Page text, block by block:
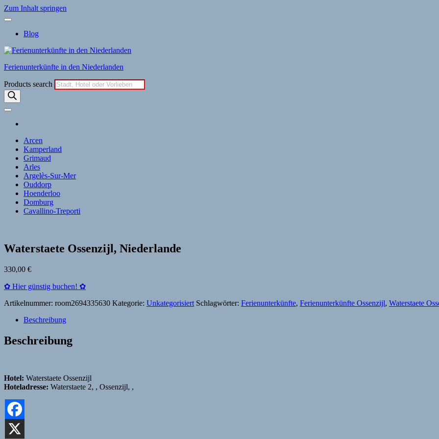
Zum Inhalt springen
Blog
Ferienunterkünfte in den Niederlanden
Products search
Arcen
Kamperland
Grimaud
Arles
Argelès-Sur-Mer
Ouddorp
Hoenderloo
Domburg
Cavallino-Treporti
Waterstaete Ossenzijl, Niederlande
330,00 €
✿ Hier günstig buchen! ✿
Artikelnummer: room2694335630 Kategorie: Unkategorisiert Schlagwörter: Ferienunterkünfte, Ferienunterkünfte Ossenzijl, Waterstaete
Beschreibung
Beschreibung
Hotel: Waterstaete Ossenzijl
Hoteladresse: Waterstaete 2, , Ossenzijl, ,